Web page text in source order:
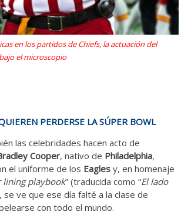
en los partidos de Chiefs, la actuación del
el microscopio
PERDERSE LA SÚPER BOWL
las celebridades hacen acto de
Cooper, nativo de Philadelphia,
el uniforme de los Eagles y, en homenaje
lining playbook” (traducida como “El lado
se ve que ese día falté a la clase de
con todo el mundo.